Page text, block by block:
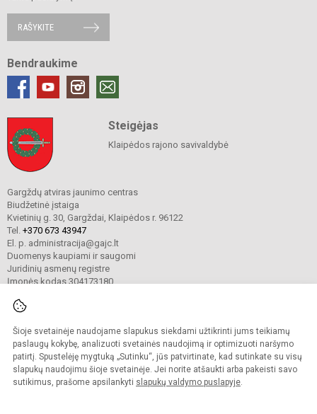
Šioje svetainėje naudojame slapukus siekdami užtikrinti jums teikiamų
paslaugų kokybę, analizuoti svetainės naudojimą ir optimizuoti naršymo
patirtį. Spustelėję mygtuką „Sutinku“, jūs patvirtinate, kad sutinkate su visų
slapukų naudojimu šioje svetainėje. Jei norite atšaukti arba pakeisti savo
sutikimus, prašome apsilankyti slapukų valdymo puslapyje.
RAŠYKITE
Bendraukime
Steigėjas
Klaipėdos rajono savivaldybė
Gargždų atviras jaunimo centras
Biudžetinė įstaiga
Kvietinių g. 30, Gargždai, Klaipėdos r. 96122
Tel. +370 673 43947
El. p. administracija@gajc.lt
Duomenys kaupiami ir saugomi
Juridinių asmenų registre
Įmonės kodas 304173180
© 2024. Gargždų atviras jaunimo centras. Visos teisės saugomos.
Kopijuoti turinį be raštiško įstaigos administracijos sutikimo griežtai draudžiama.
Prieinamumo paraiška Slapukų valdymas
Sumanus būdas atnaujinti